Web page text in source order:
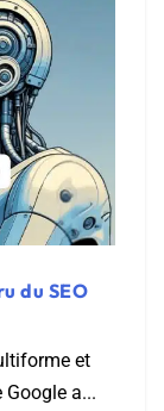
du SEO
et
a...